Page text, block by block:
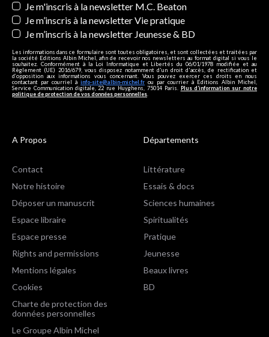
Je m'inscris à la newsletter M.C. Beaton
Je m’inscris à la newsletter Vie pratique
Je m’inscris à la newsletter Jeunesse & BD
Les informations dans ce formulaire sont toutes obligatoires, et sont collectées et traitées par
la société Editions Albin Michel, afin de recevoir nos newsletters au format digital si vous le
souhaitez. Conformément à la Loi Informatique et Libertés du 06/01/1978 modifiée et au
Règlement (UE) 2016/679, vous disposez notamment d'un droit d'accès, de rectification et
d’opposition aux informations vous concernant. Vous pouvez exercer ces droits en nous
contactant par courriel à info-site@albin-michel.fr ou par courrier à Editions Albin Michel,
Service Communication digitale, 22 rue Huyghens, 75014 Paris. Plus d’information sur notre
politique de protection de vos données personnelles
A Propos
Contact
Notre histoire
Déposer un manuscrit
Espace libraire
Espace presse
Rights and permissions
Mentions légales
Cookies
Charte de protection des
données personnelles
Le Groupe Albin Michel
Départements
Littérature
Essais & docs
Sciences humaines
Spiritualités
Pratique
Jeunesse
Beaux livres
BD